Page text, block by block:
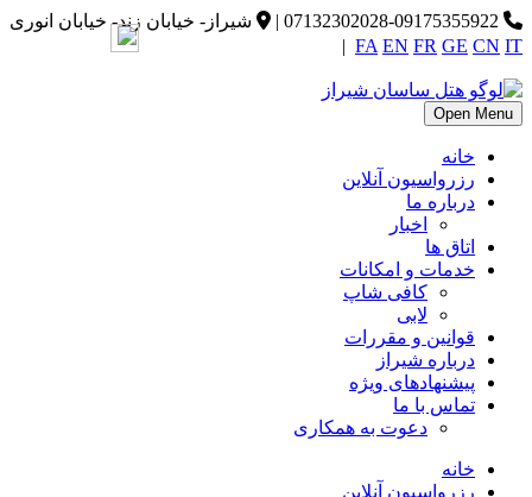
|
شیراز- خیابان زند- خیابان انوری
FA EN FR GE CN IT
|
Open Menu
خانه
رزرواسیون آنلاین
درباره ما
اخبار
اتاق ها
خدمات و امکانات
کافی شاپ
لابی
قوانین و مقررات
درباره شیراز
پیشنهادهای ویژه
تماس با ما
دعوت به همکاری
خانه
رزرواسیون آنلاین